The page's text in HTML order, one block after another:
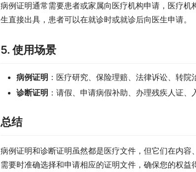
病例证明通常需要患者或家属向医疗机构申请，医疗
生直接出具，患者可以在就诊时或就诊后向医生申请。
5. 使用场景
病例证明 ：医疗研究、保险理赔、法律诉讼、转院
诊断证明 ：请假、申请病假补助、办理残疾人证、
总结
病例证明和诊断证明虽然都是医疗文件，但它们在内
需要时准确选择和申请相应的证明文件，确保您的权益